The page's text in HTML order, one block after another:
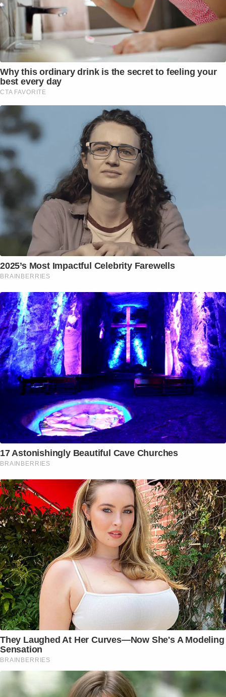
Why this ordinary drink is the secret to feeling your
best every day
CTA FAVORITE
2025’s Most Impactful Celebrity Farewells
BRAINBERRIES
17 Astonishingly Beautiful Cave Churches
BRAINBERRIES
They Laughed At Her Curves—Now She's A Modeling
Sensation
BRAINBERRIES